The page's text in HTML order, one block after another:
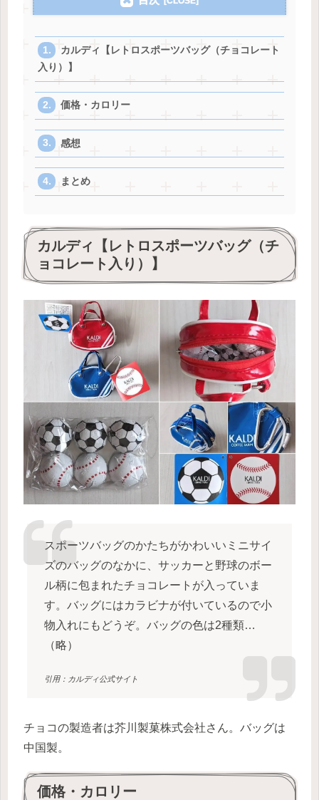
カルディ【レトロスポーツバッグ（チョコレート
入り）】
価格・カロリー
感想
まとめ
カルディ【レトロスポーツバッグ（チ
ョコレート入り）】
スポーツバッグのかたちがかわいいミニサイ
ズのバッグのなかに、サッカーと野球のボー
ル柄に包まれたチョコレートが入っていま
す。バッグにはカラビナが付いているので小
物入れにもどうぞ。 バッグの色は2種類…
（略）
引用：カルディ公式サイト
チョコの製造者は芥川製菓株式会社さん。バッグは
中国製。
価格・カロリー